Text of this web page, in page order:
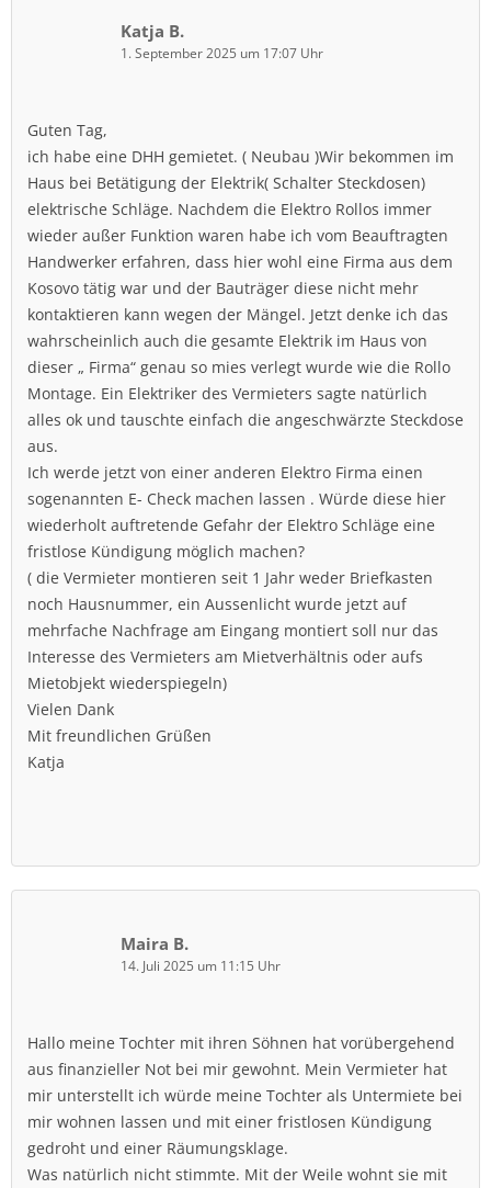
Katja B.
1. September 2025 um 17:07 Uhr
Guten Tag,
ich habe eine DHH gemietet. ( Neubau )Wir bekommen im
Haus bei Betätigung der Elektrik( Schalter Steckdosen)
elektrische Schläge. Nachdem die Elektro Rollos immer
wieder außer Funktion waren habe ich vom Beauftragten
Handwerker erfahren, dass hier wohl eine Firma aus dem
Kosovo tätig war und der Bauträger diese nicht mehr
kontaktieren kann wegen der Mängel. Jetzt denke ich das
wahrscheinlich auch die gesamte Elektrik im Haus von
dieser „ Firma“ genau so mies verlegt wurde wie die Rollo
Montage. Ein Elektriker des Vermieters sagte natürlich
alles ok und tauschte einfach die angeschwärzte Steckdose
aus.
Ich werde jetzt von einer anderen Elektro Firma einen
sogenannten E- Check machen lassen . Würde diese hier
wiederholt auftretende Gefahr der Elektro Schläge eine
fristlose Kündigung möglich machen?
( die Vermieter montieren seit 1 Jahr weder Briefkasten
noch Hausnummer, ein Aussenlicht wurde jetzt auf
mehrfache Nachfrage am Eingang montiert soll nur das
Interesse des Vermieters am Mietverhältnis oder aufs
Mietobjekt wiederspiegeln)
Vielen Dank
Mit freundlichen Grüßen
Katja
Maira B.
14. Juli 2025 um 11:15 Uhr
Hallo meine Tochter mit ihren Söhnen hat vorübergehend
aus finanzieller Not bei mir gewohnt. Mein Vermieter hat
mir unterstellt ich würde meine Tochter als Untermiete bei
mir wohnen lassen und mit einer fristlosen Kündigung
gedroht und einer Räumungsklage.
Was natürlich nicht stimmte. Mit der Weile wohnt sie mit